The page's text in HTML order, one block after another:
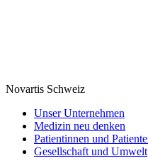
Novartis Schweiz
Unser Unternehmen
Medizin neu denken
Patientinnen und
Gesellschaft und Umwelt